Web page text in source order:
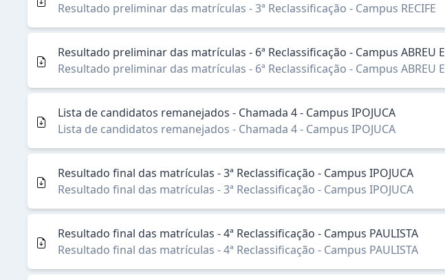
Resultado preliminar das matrículas - 3ª Reclassificação - Campus RECIFE
Resultado preliminar das matrículas - 6ª Reclassificação - Campus ABREU
Resultado preliminar das matrículas - 6ª Reclassificação - Campus ABREU
Lista de candidatos remanejados - Chamada 4 - Campus IPOJUCA
Lista de candidatos remanejados - Chamada 4 - Campus IPOJUCA
Resultado final das matrículas - 3ª Reclassificação - Campus IPOJUCA
Resultado final das matrículas - 3ª Reclassificação - Campus IPOJUCA
Resultado final das matrículas - 4ª Reclassificação - Campus PAULISTA
Resultado final das matrículas - 4ª Reclassificação - Campus PAULISTA